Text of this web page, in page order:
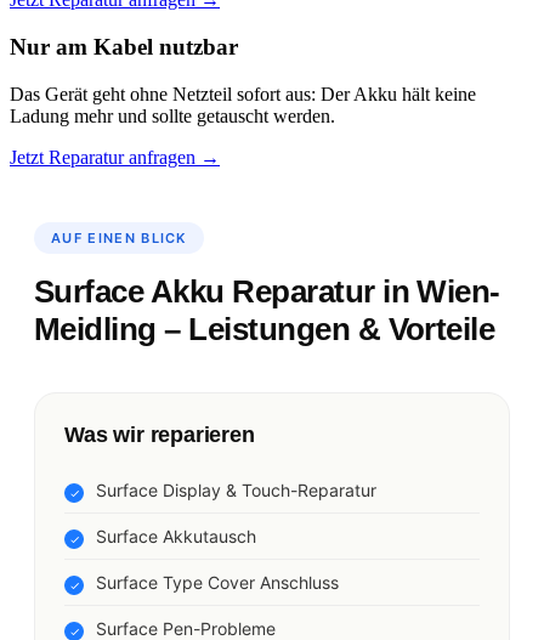
Nur am Kabel nutzbar
Das Gerät geht ohne Netzteil sofort aus: Der Akku hält keine
Ladung mehr und sollte getauscht werden.
Jetzt Reparatur anfragen →
AUF EINEN BLICK
Surface Akku Reparatur in Wien-
Meidling – Leistungen & Vorteile
Was wir reparieren
Surface Display & Touch-Reparatur
Surface Akkutausch
Surface Type Cover Anschluss
Surface Pen-Probleme